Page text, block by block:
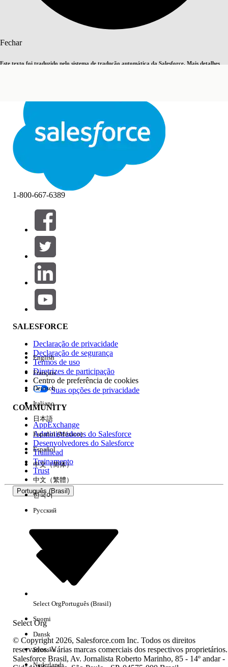
Fechar
Este texto foi traduzido pelo sistema de tradução automática da Salesforce. Mais detalhes
Fechar Fechar
Filtros (0)
SELECIONAR FILTROS
Área de produtos
Impacto do recurso
Edição
Experiência
Sem resultados
1-800-667-6389
SALESFORCE
Declaração de privacidade
Declaração de segurança
Termos de uso
Diretrizes de participação
Centro de preferência de cookies
Suas opções de privacidade
COMMUNITY
AppExchange
Administradores do Salesforce
Desenvolvedores do Salesforce
Trailhead
Treinamento
Trust
Português (Brasil)
Select Org
English
Français
Deutsch
Italiano
日本語
Español (México)
Español
中文（简体）
中文（繁體）
한국어
Русский
Select OrgPortuguês (Brasil)
Suomi
Dansk
Svenska
Nederlands
© Copyright 2026, Salesforce.com Inc. Todos os direitos
reservados. Várias marcas comerciais dos respectivos proprietários.
Salesforce Brasil, Av. Jornalista Roberto Marinho, 85 - 14º andar -